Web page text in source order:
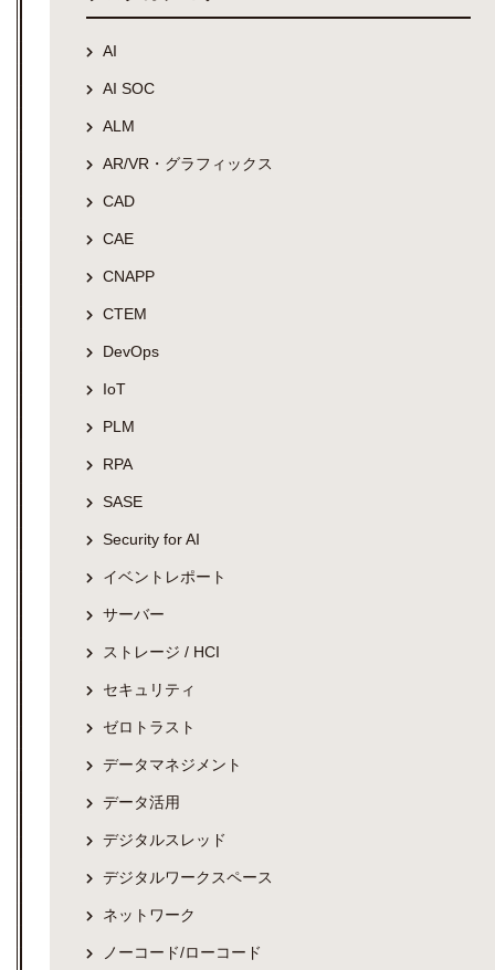
AI
AI SOC
ALM
AR/VR・グラフィックス
CAD
CAE
CNAPP
CTEM
DevOps
IoT
PLM
RPA
SASE
Security for AI
イベントレポート
サーバー
ストレージ / HCI
セキュリティ
ゼロトラスト
データマネジメント
データ活用
デジタルスレッド
デジタルワークスペース
ネットワーク
ノーコード/ローコード